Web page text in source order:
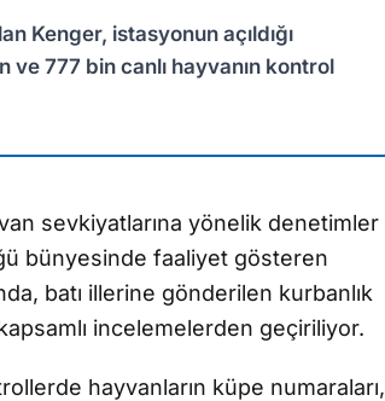
Kenger, istasyonun açıldığı
ve 777 bin canlı hayvanın kontrol
sevkiyatlarına yönelik denetimler
bünyesinde faaliyet gösteren
batı illerine gönderilen kurbanlık
incelemelerden geçiriliyor.
hayvanların küpe numaraları,